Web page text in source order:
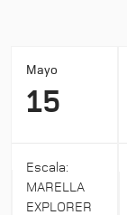
Mayo
15
Escala:
MARELLA
EXPLORER